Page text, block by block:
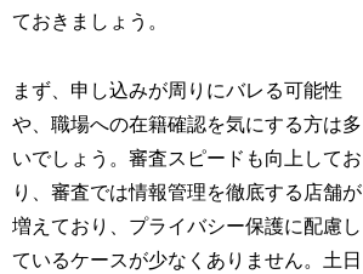
ておきましょう。
まず、申し込みが周りにバレる可能性
や、職場への在籍確認を気にする方は多
いでしょう。審査スピードも向上してお
り、審査では情報管理を徹底する店舗が
増えており、プライバシー保護に配慮し
ているケースが少なくありません。土日